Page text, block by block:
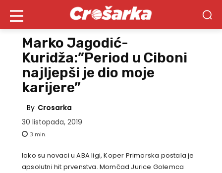
Marko Jagodić-
Kuridža:”Period u Ciboni
najljepši je dio moje
karijere”
By Crosarka
30 listopada, 2019
3 min.
Iako su novaci u ABA ligi, Koper Primorska postala je
apsolutni hit prvenstva. Momčad Jurice Golemca